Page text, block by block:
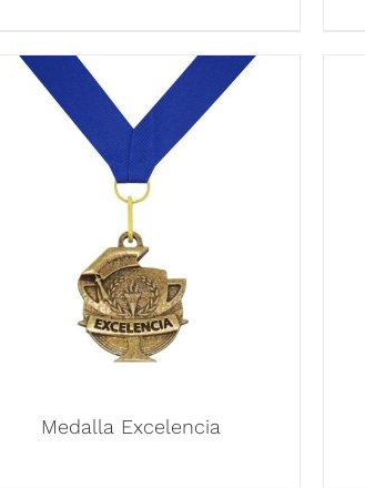
Medalla Excelencia